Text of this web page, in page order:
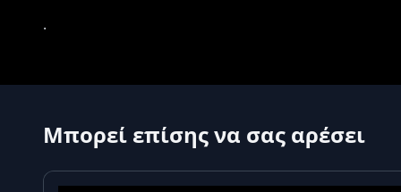
.
Μπορεί επίσης να σας αρέσει